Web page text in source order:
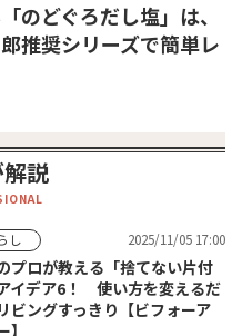
のどぐろだし塩」は、
推奨シリーズで簡単レ
説
し 2025/11/05 17:00
プロが教える「捨てない片付
イデア6！ 使い方を変えるだ
ビングすっきり【ビフォーア
】